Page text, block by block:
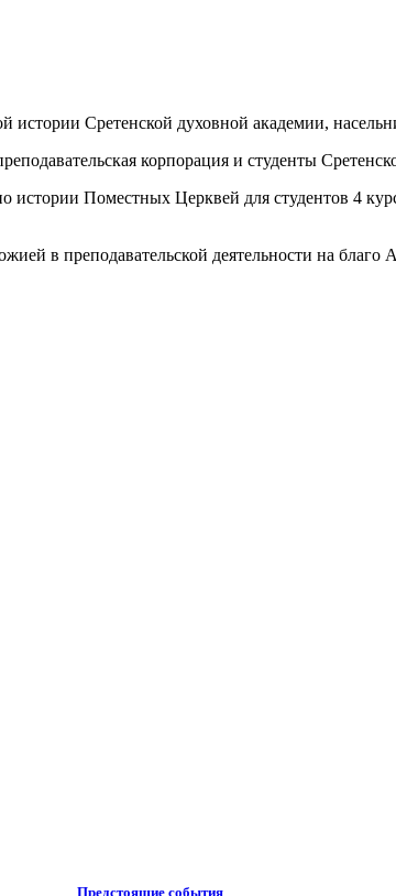
истории Сретенской духовной академии,
корпорация и студенты
Поместных Церквей для студентов 4
в преподавательской деятельности на
Предстоящие события